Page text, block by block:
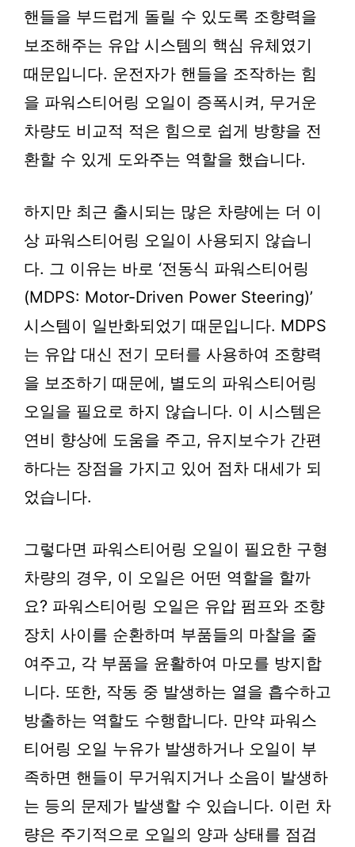
핸들을 부드럽게 돌릴 수 있도록 조향력을
보조해주는 유압 시스템의 핵심 유체였기
때문입니다. 운전자가 핸들을 조작하는 힘
을 파워스티어링 오일이 증폭시켜, 무거운
차량도 비교적 적은 힘으로 쉽게 방향을 전
환할 수 있게 도와주는 역할을 했습니다.
하지만 최근 출시되는 많은 차량에는 더 이
상 파워스티어링 오일이 사용되지 않습니
다. 그 이유는 바로 ‘전동식 파워스티어링
(MDPS: Motor-Driven Power Steering)’
시스템이 일반화되었기 때문입니다. MDPS
는 유압 대신 전기 모터를 사용하여 조향력
을 보조하기 때문에, 별도의 파워스티어링
오일을 필요로 하지 않습니다. 이 시스템은
연비 향상에 도움을 주고, 유지보수가 간편
하다는 장점을 가지고 있어 점차 대세가 되
었습니다.
그렇다면 파워스티어링 오일이 필요한 구형
차량의 경우, 이 오일은 어떤 역할을 할까
요? 파워스티어링 오일은 유압 펌프와 조향
장치 사이를 순환하며 부품들의 마찰을 줄
여주고, 각 부품을 윤활하여 마모를 방지합
니다. 또한, 작동 중 발생하는 열을 흡수하고
방출하는 역할도 수행합니다. 만약 파워스
티어링 오일 누유가 발생하거나 오일이 부
족하면 핸들이 무거워지거나 소음이 발생하
는 등의 문제가 발생할 수 있습니다. 이런 차
량은 주기적으로 오일의 양과 상태를 점검